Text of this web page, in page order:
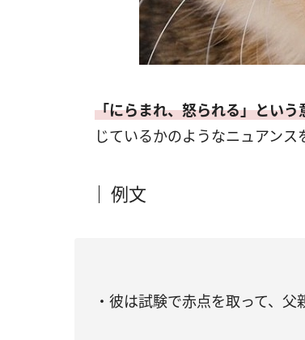
「にらまれ、怒られる」という
じているかのようなニュアンス
例文
・彼は試験で赤点を取って、父